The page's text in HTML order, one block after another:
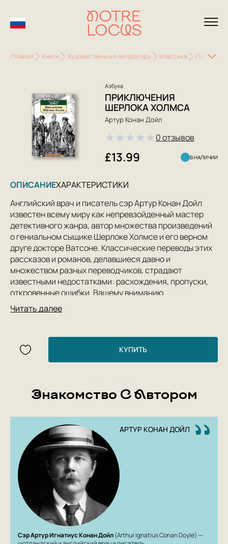
Главная Книги Художественная литература Классика
Азбука
ПРИКЛЮЧЕНИЯ
ШЕРЛОКА ХОЛМСА
Артур Конан Дойл
★★★★★0 отзывов
£13.99 В НАЛИЧИИ
ОПИСАНИЕХАРАКТЕРИСТИКИ
Английский врач и писатель сэр Артур Конан Дойл
известен всему миру как непревзойденный мастер
детективного жанра, автор множества произведений
о гениальном сыщике Шерлоке Холмсе и его верном
друге докторе Ватсоне. Классические переводы этих
рассказов и романов, делавшиеся давно и
множеством разных переводчиков, страдают
известными недостатками: расхождения, пропуски,
откровенные ошибки. Вашему вниманию
предлагается сборник «Приключения Шерлока
Холмса» с новыми переводами, выполненными
мастерами, чьи переводы Кадзуо Исигуро и Рэя
Брэдбери, Фрэнсиса Скотта Фицджеральда и Чарльза
Паллисера, Томаса Де Квинси, Германа Мелвилла и
Читать далее
КУПИТЬ
Знакомство С Автором
АРТУР КОНАН ДОЙЛ
Сэр Артур Игнатиус Конан Дойл(Arthur Ignatius Conan Doyle) —